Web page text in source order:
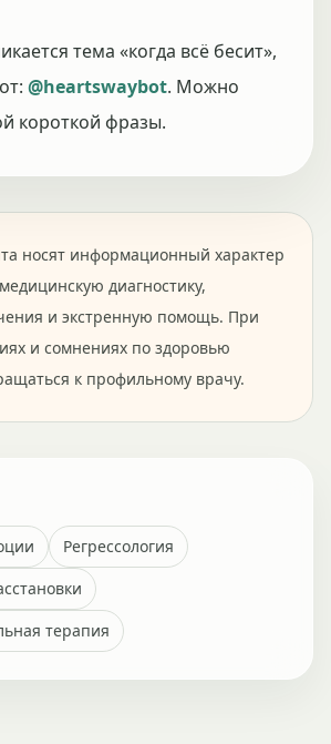
тема «когда всё бесит»,
@heartswaybot. Можно
короткой фразы.
носят информационный характер
диагностику,
и экстренную помощь. При
и сомнениях по здоровью
к профильному врачу.
Регрессология
терапия